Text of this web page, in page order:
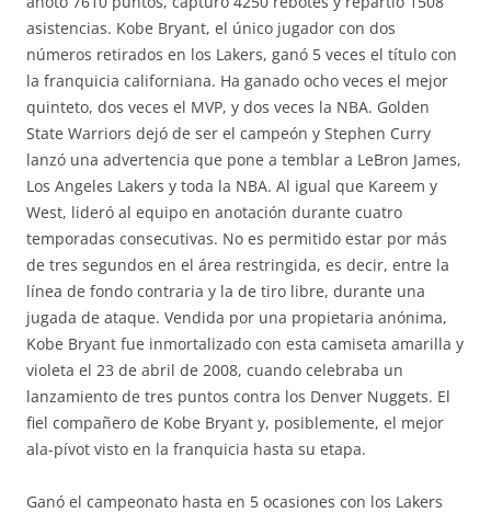
asistencias. Kobe Bryant, el único jugador con dos
números retirados en los Lakers, ganó 5 veces el título con
la franquicia californiana. Ha ganado ocho veces el mejor
quinteto, dos veces el MVP, y dos veces la NBA. Golden
State Warriors dejó de ser el campeón y Stephen Curry
lanzó una advertencia que pone a temblar a LeBron James,
Los Angeles Lakers y toda la NBA. Al igual que Kareem y
West, lideró al equipo en anotación durante cuatro
temporadas consecutivas. No es permitido estar por más
de tres segundos en el área restringida, es decir, entre la
línea de fondo contraria y la de tiro libre, durante una
jugada de ataque. Vendida por una propietaria anónima,
Kobe Bryant fue inmortalizado con esta camiseta amarilla y
violeta el 23 de abril de 2008, cuando celebraba un
lanzamiento de tres puntos contra los Denver Nuggets. El
fiel compañero de Kobe Bryant y, posiblemente, el mejor
ala-pívot visto en la franquicia hasta su etapa.
Ganó el campeonato hasta en 5 ocasiones con los Lakers